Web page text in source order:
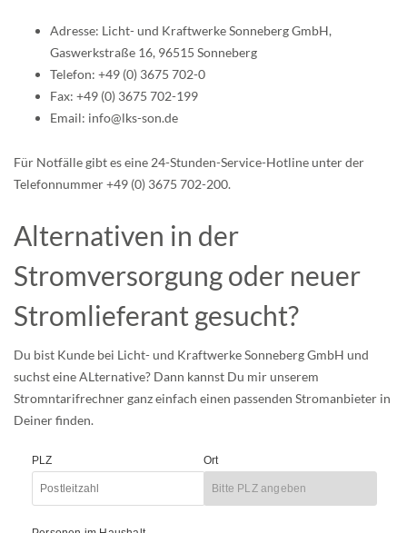
Adresse: Licht- und Kraftwerke Sonneberg GmbH,
Gaswerkstraße 16, 96515 Sonneberg
Telefon: +49 (0) 3675 702-0
Fax: +49 (0) 3675 702-199
Email: info@lks-son.de
Für Notfälle gibt es eine 24-Stunden-Service-Hotline unter der
Telefonnummer +49 (0) 3675 702-200.
Alternativen in der
Stromversorgung oder neuer
Stromlieferant gesucht?
Du bist Kunde bei Licht- und Kraftwerke Sonneberg GmbH und
suchst eine ALternative? Dann kannst Du mir unserem
Stromntarifrechner ganz einfach einen passenden Stromanbieter in
Deiner finden.